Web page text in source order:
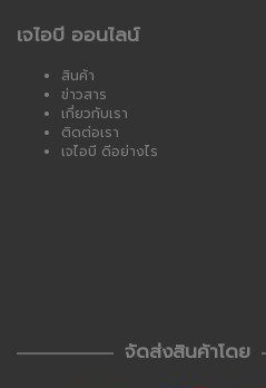
เจไอบี ออนไลน์
สินค้า
ข่าวสาร
เกี่ยวกับเรา
ติดต่อเรา
เจไอบี ดีอย่างไร
จัดส่งสินค้าโดย